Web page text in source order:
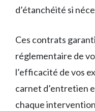
d’étanchéité si
Ces contrats
réglementaire de
l’efficacité de vos
carnet d’entretien
chaque